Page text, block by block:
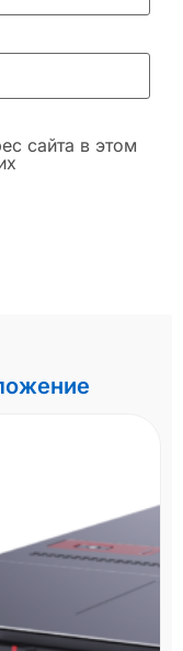
сайта в этом